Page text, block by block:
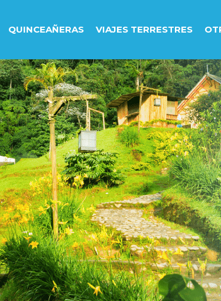
QUINCEAÑERAS VIAJES TERRESTRES